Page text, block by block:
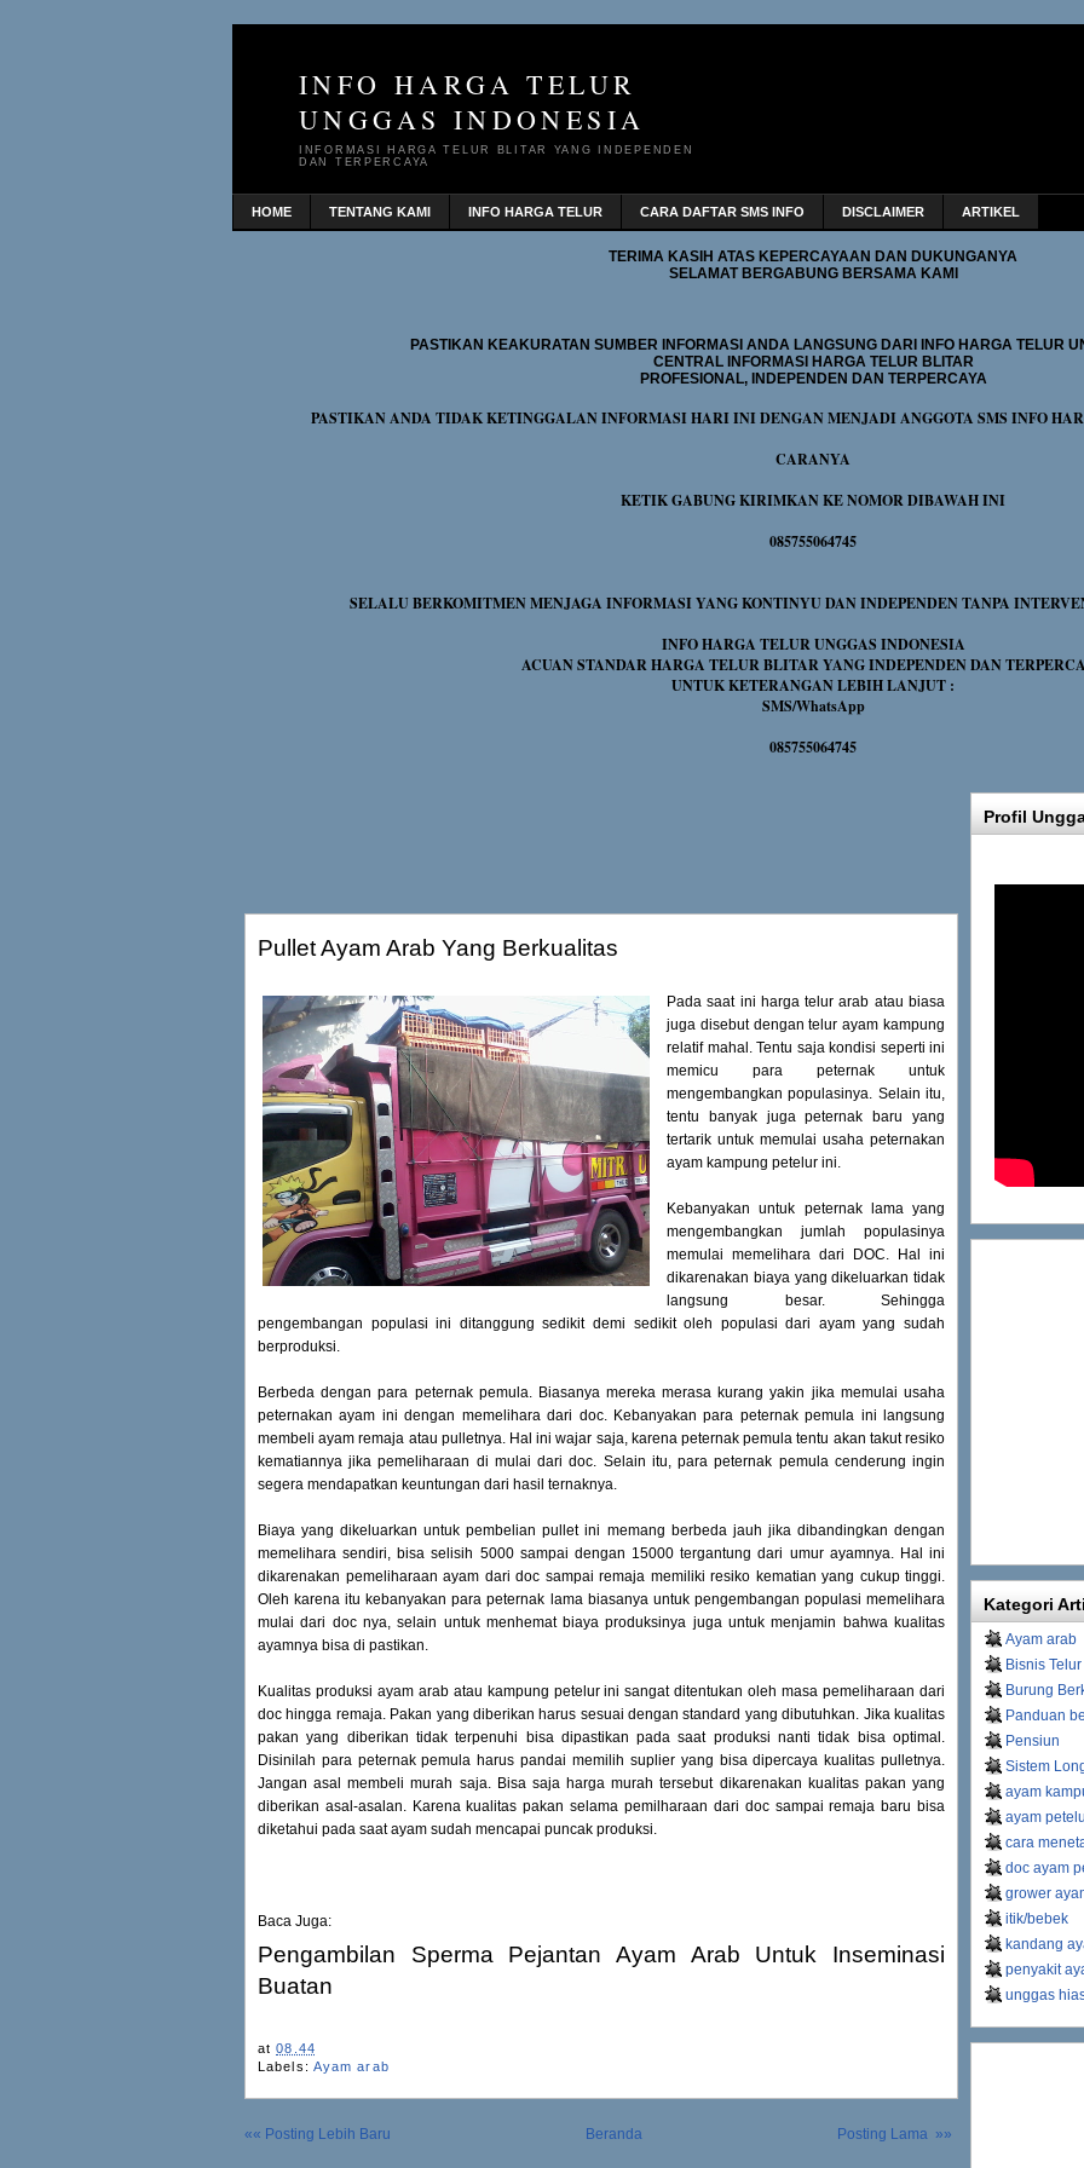
INFO HARGA TELUR
UNGGAS INDONESIA
INFORMASI HARGA TELUR BLITAR YANG INDEPENDEN
DAN TERPERCAYA
HOME TENTANG KAMI INFO HARGA TELUR CARA DAFTAR SMS INFO DISCLAIMER ARTIKEL
TERIMA KASIH ATAS KEPERCAYAAN DAN DUKUNGANYA
SELAMAT BERGABUNG BERSAMA KAMI
PASTIKAN KEAKURATAN SUMBER INFORMASI ANDA LANGSUNG DARI INFO HARGA TELUR
CENTRAL INFORMASI HARGA TELUR BLITAR
PROFESIONAL, INDEPENDEN DAN TERPERCAYA
PASTIKAN ANDA TIDAK KETINGGALAN INFORMASI HARI INI DENGAN MENJADI ANGGOTA SMS INFO
CARANYA
KETIK GABUNG KIRIMKAN KE NOMOR DIBAWAH INI
085755064745
SELALU BERKOMITMEN MENJAGA INFORMASI YANG KONTINYU DAN INDEPENDEN TANPA
INFO HARGA TELUR UNGGAS INDONESIA
ACUAN STANDAR HARGA TELUR BLITAR YANG INDEPENDEN DAN
UNTUK KETERANGAN LEBIH LANJUT :
SMS/WhatsApp
085755064745
Pullet Ayam Arab Yang Berkualitas
Pada saat ini harga telur arab atau biasa
juga disebut dengan telur ayam kampung
relatif mahal. Tentu saja kondisi seperti ini
memicu para peternak untuk
mengembangkan populasinya. Selain itu,
tentu banyak juga peternak baru yang
tertarik untuk memulai usaha peternakan
ayam kampung petelur ini.
Kebanyakan untuk peternak lama yang
mengembangkan jumlah populasinya
memulai memelihara dari DOC. Hal ini
dikarenakan biaya yang dikeluarkan tidak
langsung besar. Sehingga
pengembangan populasi ini ditanggung sedikit demi sedikit oleh populasi dari ayam yang sudah
berproduksi.
Berbeda dengan para peternak pemula. Biasanya mereka merasa kurang yakin jika memulai usaha
peternakan ayam ini dengan memelihara dari doc. Kebanyakan para peternak pemula ini langsung
membeli ayam remaja atau pulletnya. Hal ini wajar saja, karena peternak pemula tentu akan takut resiko
kematiannya jika pemeliharaan di mulai dari doc. Selain itu, para peternak pemula cenderung ingin
segera mendapatkan keuntungan dari hasil ternaknya.
Biaya yang dikeluarkan untuk pembelian pullet ini memang berbeda jauh jika dibandingkan dengan
memelihara sendiri, bisa selisih 5000 sampai dengan 15000 tergantung dari umur ayamnya. Hal ini
dikarenakan pemeliharaan ayam dari doc sampai remaja memiliki resiko kematian yang cukup tinggi.
Oleh karena itu kebanyakan para peternak lama biasanya untuk pengembangan populasi memelihara
mulai dari doc nya, selain untuk menhemat biaya produksinya juga untuk menjamin bahwa kualitas
ayamnya bisa di pastikan.
Kualitas produksi ayam arab atau kampung petelur ini sangat ditentukan oleh masa pemeliharaan dari
doc hingga remaja. Pakan yang diberikan harus sesuai dengan standard yang dibutuhkan. Jika kualitas
pakan yang diberikan tidak terpenuhi bisa dipastikan pada saat produksi nanti tidak bisa optimal.
Disinilah para peternak pemula harus pandai memilih suplier yang bisa dipercaya kualitas pulletnya.
Jangan asal membeli murah saja. Bisa saja harga murah tersebut dikarenakan kualitas pakan yang
diberikan asal-asalan. Karena kualitas pakan selama pemilharaan dari doc sampai remaja baru bisa
diketahui pada saat ayam sudah mencapai puncak produksi.
Baca Juga:
Pengambilan Sperma Pejantan Ayam Arab Untuk Inseminasi
Buatan
at08.44
Labels: Ayam arab
«« Posting Lebih Baru Posting Lama »»
Beranda
Profil
Kategori
Ayam arab
Bisnis Telur
Burung
Panduan
Pensiun
Sistem
ayam
ayam
cara
doc ayam
grower
itik/bebek
kandang
penyakit
unggas